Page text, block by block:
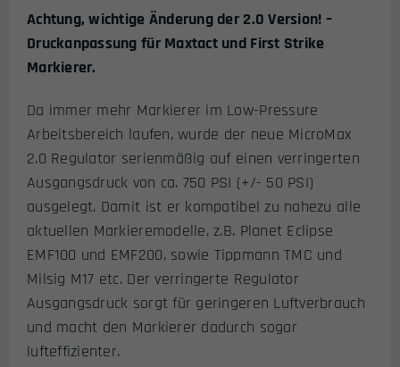
Achtung, wichtige Änderung der 2.0 Version! –
Druckanpassung für Maxtact und First Strike
Markierer.
Da immer mehr Markierer im Low-Pressure
Arbeitsbereich laufen, wurde der neue MicroMax
2.0 Regulator serienmäßig auf einen verringerten
Ausgangsdruck von ca. 750 PSI (+/- 50 PSI)
ausgelegt. Damit ist er kompatibel zu nahezu alle
aktuellen Markieremodelle, z.B. Planet Eclipse
EMF100 und EMF200, sowie Tippmann TMC und
Milsig M17 etc. Der verringerte Regulator
Ausgangsdruck sorgt für geringeren Luftverbrauch
und macht den Markierer dadurch sogar
lufteffizienter.